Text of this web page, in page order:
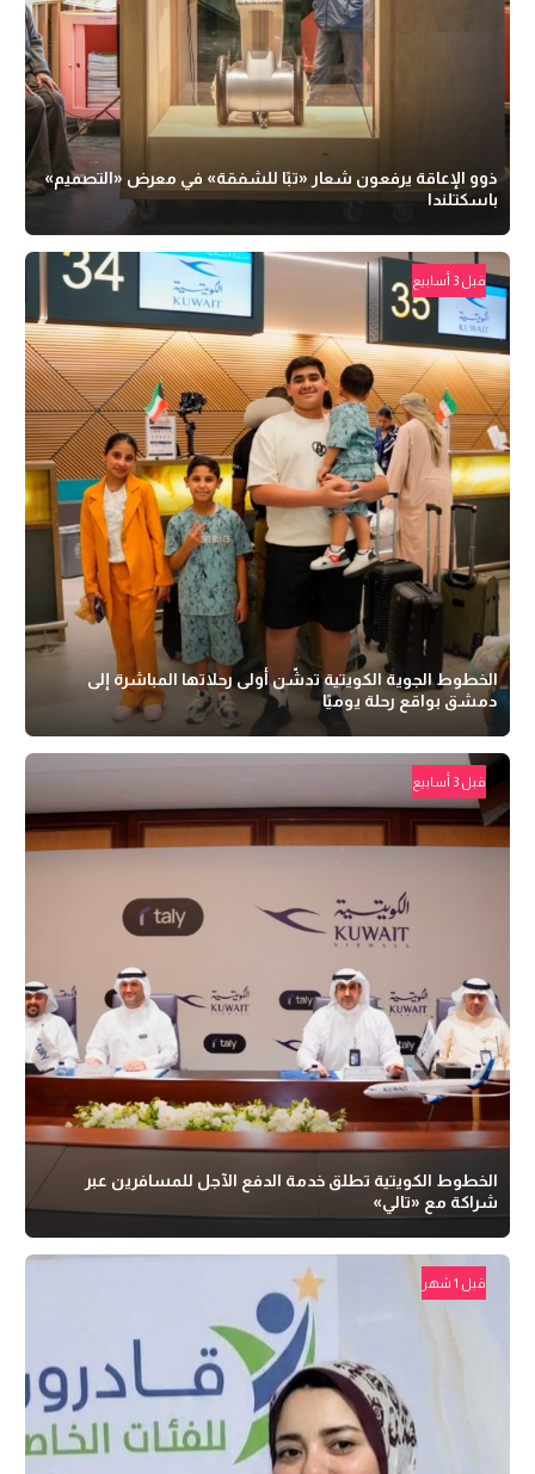
ذوو الإعاقة يرفعون شعار «تبًا للشفقة» في معرض «التصميم»
باسكتلندا
قبل 3 أسابيع
الخطوط الجوية الكويتية تدشّن أولى رحلاتها المباشرة إلى
دمشق بواقع رحلة يوميًا
قبل 3 أسابيع
الخطوط الكويتية تطلق خدمة الدفع الآجل للمسافرين عبر
شراكة مع «تالي»
قبل 1 شهر